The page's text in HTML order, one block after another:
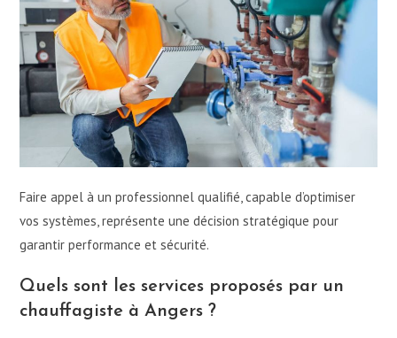
Faire appel à un professionnel qualifié, capable d’optimiser
vos systèmes, représente une décision stratégique pour
garantir performance et sécurité.
Quels sont les services proposés par un
chauffagiste à Angers ?